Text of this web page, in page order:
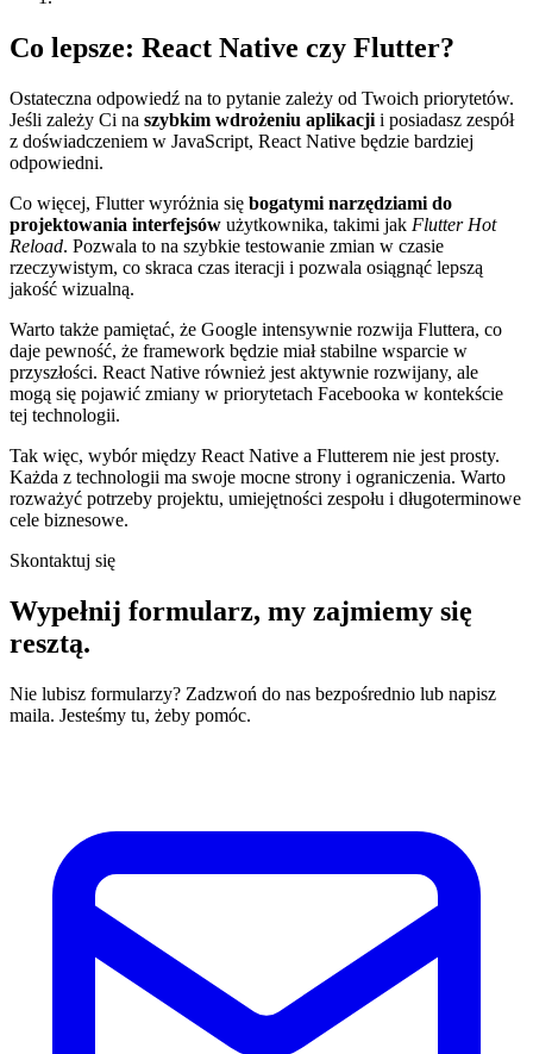
Co lepsze: React Native czy Flutter?
Ostateczna odpowiedź na to pytanie zależy od Twoich priorytetów.
Jeśli zależy Ci na szybkim wdrożeniu aplikacji i posiadasz zespół
z doświadczeniem w JavaScript, React Native będzie bardziej
odpowiedni.
Co więcej, Flutter wyróżnia się bogatymi narzędziami do
projektowania interfejsów użytkownika, takimi jak Flutter Hot
Reload. Pozwala to na szybkie testowanie zmian w czasie
rzeczywistym, co skraca czas iteracji i pozwala osiągnąć lepszą
jakość wizualną.
Warto także pamiętać, że Google intensywnie rozwija Fluttera, co
daje pewność, że framework będzie miał stabilne wsparcie w
przyszłości. React Native również jest aktywnie rozwijany, ale
mogą się pojawić zmiany w priorytetach Facebooka w kontekście
tej technologii.
Tak więc, wybór między React Native a Flutterem nie jest prosty.
Każda z technologii ma swoje mocne strony i ograniczenia. Warto
rozważyć potrzeby projektu, umiejętności zespołu i długoterminowe
cele biznesowe.
Skontaktuj się
Wypełnij formularz, my zajmiemy się
resztą.
Nie lubisz formularzy? Zadzwoń do nas bezpośrednio lub napisz
maila. Jesteśmy tu, żeby pomóc.